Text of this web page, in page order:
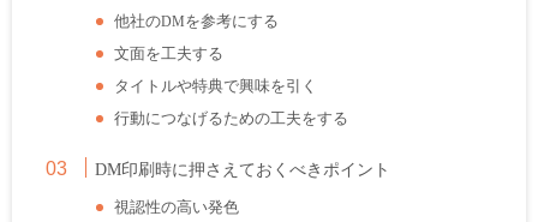
他社のDMを参考にする
文面を工夫する
タイトルや特典で興味を引く
行動につなげるための工夫をする
DM印刷時に押さえておくべきポイント
視認性の高い発色